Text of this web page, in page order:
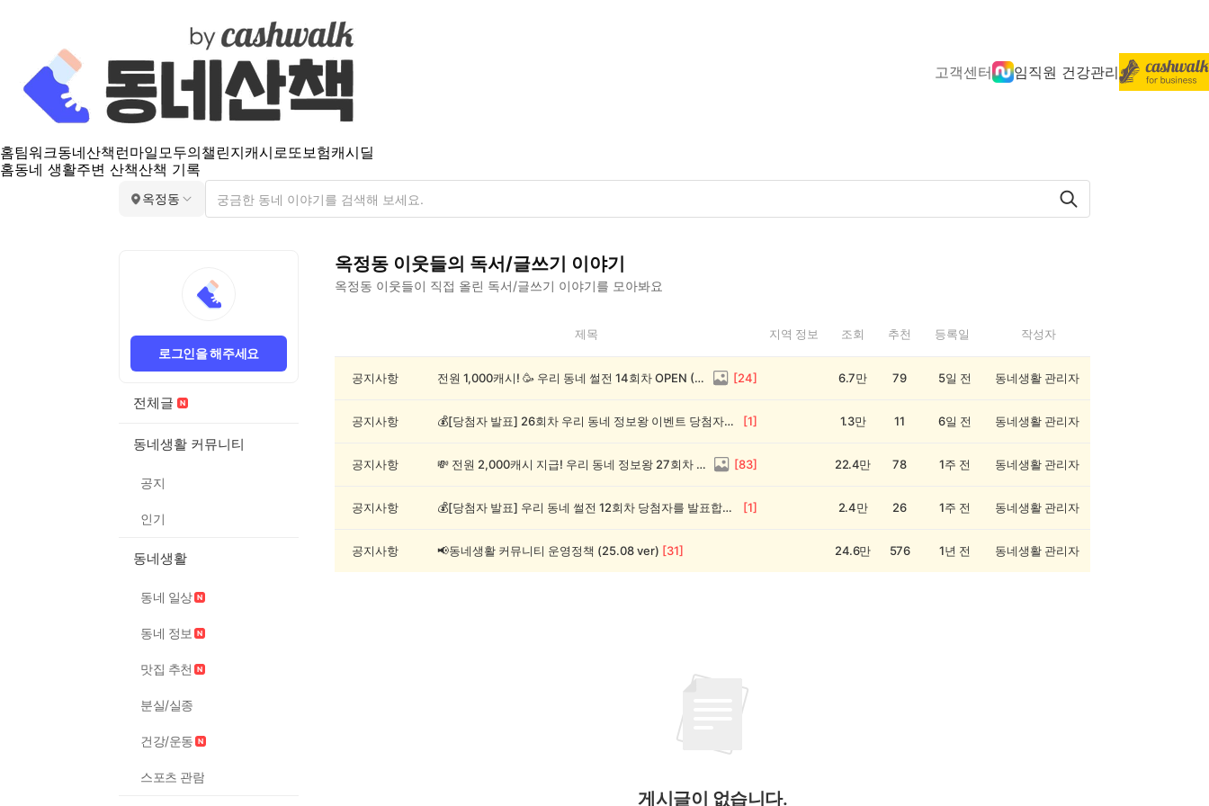
고객센터 임직원 건강관리
홈팀워크동네산책 런마일모두의챌린지캐시로또보험캐시딜
홈동네 생활주변 산책산책 기록
옥정동
로그인을 해주세요
전체글
동네생활 커뮤니티
공지
인기
동네생활
동네 일상
동네 정보
맛집 추천
분실/실종
건강/운동
스포츠 관람
옥정동 이웃들의 독서/글쓰기 이야기
옥정동 이웃들이 직접 올린 독서/글쓰기 이야기를 모아봐요
동
제목 지역 정보 조회 추천 등록일 작성자
공지사항 전원 1,000캐시! 🥳 우리 동네 썰전 14회차 OPEN (~8/17) [24] 6.7만 79 5일 전 동네생활 관리자
공지사항 💰[당첨자 발표] 26회차 우리 동네 정보왕 이벤트 당첨자를 발표합니다! [1] 1.3만 11 6일 전 동네생활 관리자
공지사항 💸 전원 2,000캐시 지급! 우리 동네 정보왕 27회차 (~8/10) [83] 22.4만 78 1주 전 동네생활 관리자
공지사항 💰[당첨자 발표] 우리 동네 썰전 12회차 당첨자를 발표합니다! [1] 2.4만 26 1주 전 동네생활 관리자
공지사항 📢동네생활 커뮤니티 운영정책 (25.08 ver) [31] 24.6만 576 1년 전 동네생활 관리자
게시글이 없습니다.